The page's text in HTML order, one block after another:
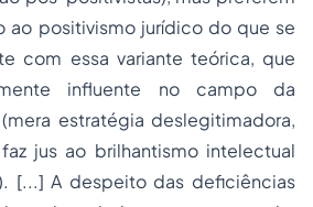
ao positivismo jurídico do que se
com essa variante teórica, que
influente no campo da
estratégia deslegitimadora,
jus ao brilhantismo intelectual
[...] A despeito das deficiências